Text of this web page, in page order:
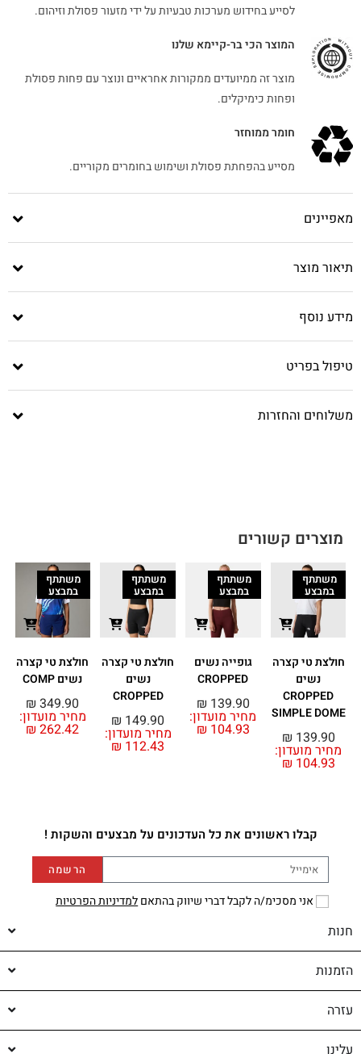
לסייע בחידוש מערכות טבעיות על ידי מזעור פסולת וזיהום.
המוצר הכי בר-קיימא שלנו
מוצר זה ממיועדים ממקורות אחראיים ונוצר עם פחות פסולת
ופחות כימיקלים.
חומר ממוחזר
מסייע בהפחתת פסולת ושימוש בחומרים מקוריים.
מאפיינים
תיאור מוצר
מידע נוסף
טיפול בפריט
משלוחים והחזרות
מוצרים קשורים
משתתף
במבצע
חולצת טי קצרה
נשים
CROPPED
SIMPLE DOME
מחיר מועדון:
₪ 104.93
₪ 139.90
משתתף
במבצע
גופייה נשים
CROPPED
מחיר מועדון:
₪ 104.93
₪ 139.90
משתתף
במבצע
חולצת טי קצרה
נשים
CROPPED
מחיר מועדון:
₪ 112.43
₪ 149.90
משתתף
במבצע
חולצת טי קצרה
נשים COMP
מחיר מועדון:
₪ 262.42
₪ 349.90
קבלו ראשונים את כל העדכונים על מבצעים והשקות !
אני מסכימ/ה לקבל דברי שיווק בהתאםלמדיניות הפרטיות
הרשמה
חנות
הזמנות
עזרה
עלינו